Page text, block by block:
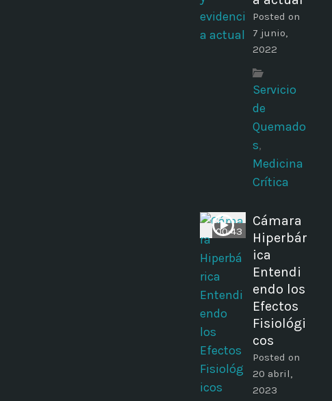
Posted on
7 junio,
2022
Servicio
de
Quemado
s,
Medicina
Crítica
00:43
Cámara
Hiperbár
ica
Entendi
endo los
Efectos
Fisiológi
cos
Posted on
20 abril,
2023